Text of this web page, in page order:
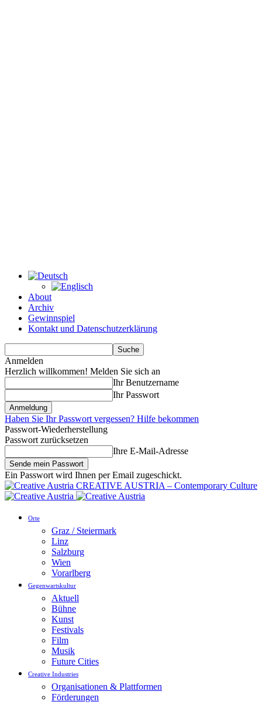
About
Archiv
Gewinnspiel
Kontakt und Datenschutzerklärung
Anmelden
Herzlich willkommen! Melden Sie sich an
Ihr Benutzername
Ihr Passwort
Haben Sie Ihr Passwort vergessen? Hilfe bekommen
Passwort-Wiederherstellung
Passwort zurücksetzen
Ihre E-Mail-Adresse
Ein Passwort wird Ihnen per Email zugeschickt.
CREATIVE AUSTRIA – Contemporary Culture
Orte
Graz / Steiermark
Linz
Salzburg
Wien
Vorarlberg
Gegenwartskultur
Aktuell
Bühne
Kunst
Festivals
Film
Musik
Future Cities
Creative Industries
Organisationen & Plattformen
Förderungen